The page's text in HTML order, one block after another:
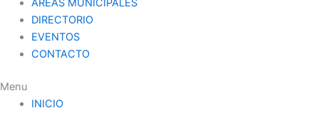
ÁREAS MUNICIPALES
DIRECTORIO
EVENTOS
CONTACTO
Menu
INICIO